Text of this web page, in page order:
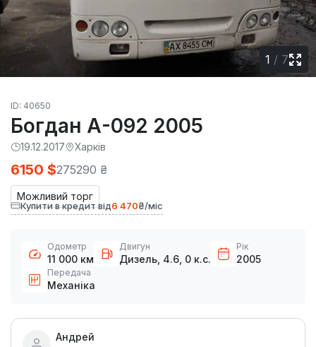
1 / 7
ID: 40650
Богдан А-092 2005
19.12.2017 Харків
Можливий торг
6150 $275290 ₴
Купити в кредит від6 470₴/міс
Одометр
11 000 км
Двигун
Дизель, 4.6, 0 к.с.
Рік
2005
Передача
Механіка
Андрей